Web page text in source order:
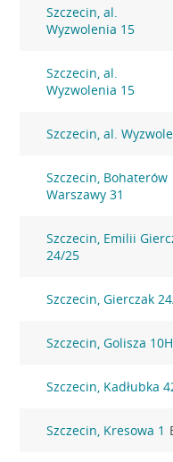
Szczecin, al.
Wyzwolenia 15
Szczecin, al.
Wyzwolenia 15
Szczecin, al.
Szczecin, Bohaterów
Warszawy 31
Szczecin, Emilii
24/25
Szczecin, Gierczak
Szczecin, Golisza 10H
Szczecin, Kadłubka
Szczecin, Kresowa 1